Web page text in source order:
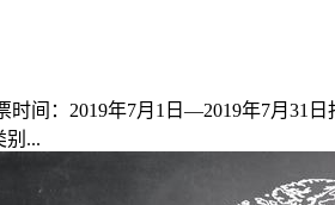
间：2019年7月1日—2019年7月31
别...